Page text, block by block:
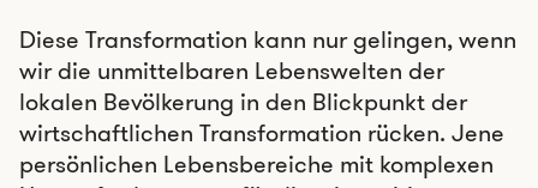
Diese Transformation kann nur gelingen, wenn
wir die unmittelbaren Lebenswelten der
lokalen Bevölkerung in den Blickpunkt der
wirtschaftlichen Transformation rücken. Jene
persönlichen Lebensbereiche mit komplexen